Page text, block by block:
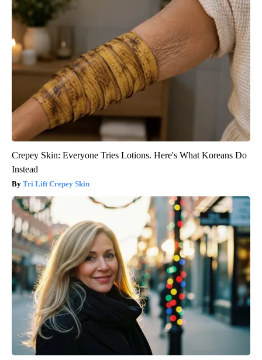
Crepey Skin: Everyone Tries Lotions. Here's What Koreans Do
Instead
Tri Lift Crepey Skin